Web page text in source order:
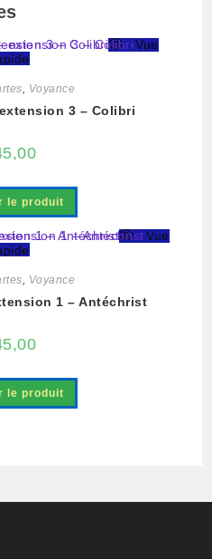
Vue
, Voyance
3 – Colibri
le produit
Vue
, Voyance
1 – Antéchrist
le produit